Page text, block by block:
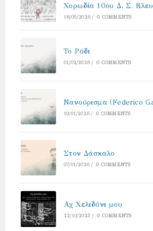
Χορωδία 10ου Δ. Σ.
18/05/2026 / 0 COMMENTS
Το Ρόδι
01/02/2026 / 0 COMMENTS
Νανούρισμα (Federico
10/01/2026 / 0 COMMENTS
Στον Δάσκαλο
07/01/2026 / 0 COMMENTS
Αχ Χελιδόνι μου
22/10/2025 / 0 COMMENTS